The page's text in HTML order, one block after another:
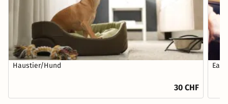
Haustier/Hund
30 CHF